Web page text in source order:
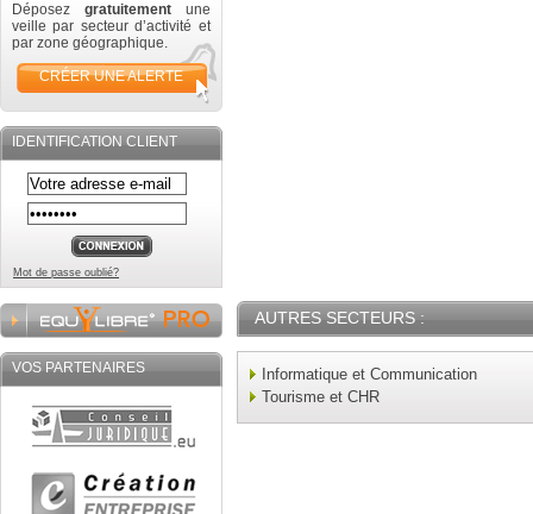
Déposez gratuitement une
veille par secteur d’activité et
par zone géographique.
CRÉER UNE ALERTE
IDENTIFICATION CLIENT
Mot de passe oublié?
VOS PARTENAIRES
AUTRES SECTEURS :
Informatique et Communication
Tourisme et CHR